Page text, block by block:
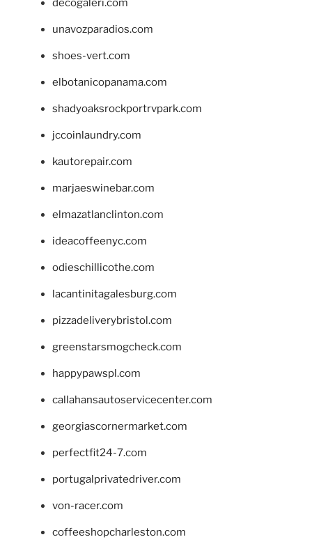
decogaleri.com
unavozparadios.com
shoes-vert.com
elbotanicopanama.com
shadyoaksrockportrvpark.com
jccoinlaundry.com
kautorepair.com
marjaeswinebar.com
elmazatlanclinton.com
ideacoffeenyc.com
odieschillicothe.com
lacantinitagalesburg.com
pizzadeliverybristol.com
greenstarsmogcheck.com
happypawspl.com
callahansautoservicecenter.com
georgiascornermarket.com
perfectfit24-7.com
portugalprivatedriver.com
von-racer.com
coffeeshopcharleston.com